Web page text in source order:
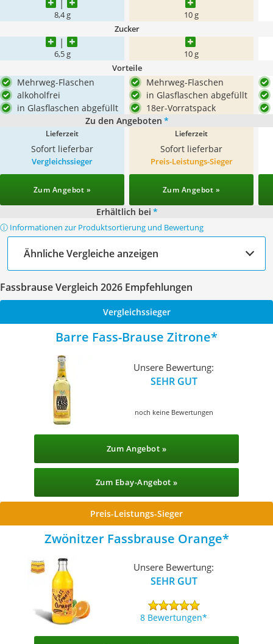
8,4 g 10 g
Zucker
6,5 g 10 g
Vorteile
Mehrweg-Flaschen
alkoholfrei
in Glasflaschen abgefüllt
Mehrweg-Flaschen
in Glasflaschen abgefüllt
18er-Vorratspack
Zu den Angeboten *
Lieferzeit
Sofort lieferbar
Lieferzeit
Sofort lieferbar
Vergleichssieger
Zum Angebot »
Preis-Leistungs-Sieger
Zum Angebot »
Erhältlich bei *
ⓘ Informationen zur Produktsortierung und Bewertung
Ähnliche Vergleiche anzeigen
Fassbrause Vergleich 2026 Empfehlungen
Vergleichssieger
Barre Fass-Brause Zitrone
Unsere Bewertung:
SEHR GUT
noch keine Bewertungen
Zum Angebot »
Zum Ebay-Angebot »
Preis-Leistungs-Sieger
‎Zwönitzer Fassbrause Orange
Unsere Bewertung:
SEHR GUT
8 Bewertungen